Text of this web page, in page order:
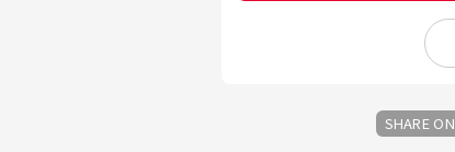
SHARE ON